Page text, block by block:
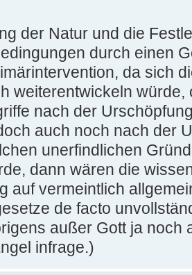
der Natur und die
durch einen
da sich
weiterentwickeln
nach der
auch noch nach der
unerfindlichen
dann wären die
auf vermeintlich
de facto
außer Gott ja noch
infrage.)